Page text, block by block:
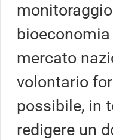
bioeconomia
mercato
volontario
possibile, in
redigere un